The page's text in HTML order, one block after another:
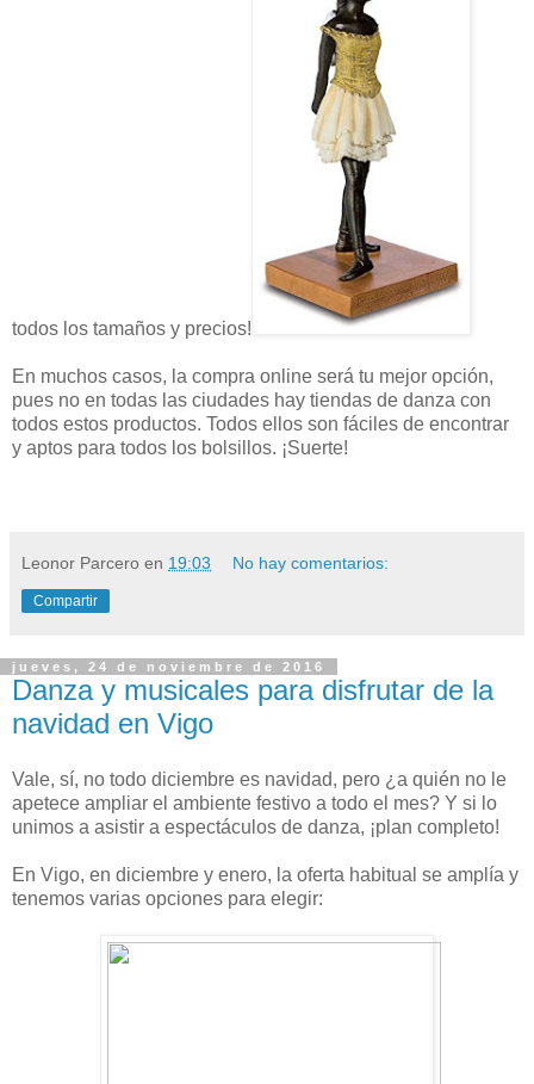
todos los tamaños y precios!
En muchos casos, la compra online será tu mejor opción,
pues no en todas las ciudades hay tiendas de danza con
todos estos productos. Todos ellos son fáciles de encontrar
y aptos para todos los bolsillos. ¡Suerte!
Leonor Parcero en 19:03 No hay comentarios:
Compartir
jueves, 24 de noviembre de 2016
Danza y musicales para disfrutar de la
navidad en Vigo
Vale, sí, no todo diciembre es navidad, pero ¿a quién no le
apetece ampliar el ambiente festivo a todo el mes? Y si lo
unimos a asistir a espectáculos de danza, ¡plan completo!
En Vigo, en diciembre y enero, la oferta habitual se amplía y
tenemos varias opciones para elegir: